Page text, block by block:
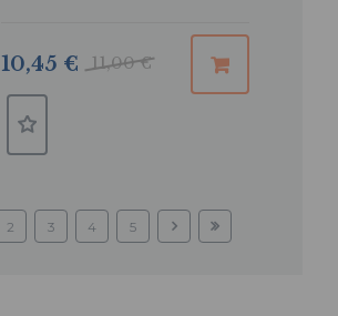
11,00 €
10,45 €
2 3 4 5